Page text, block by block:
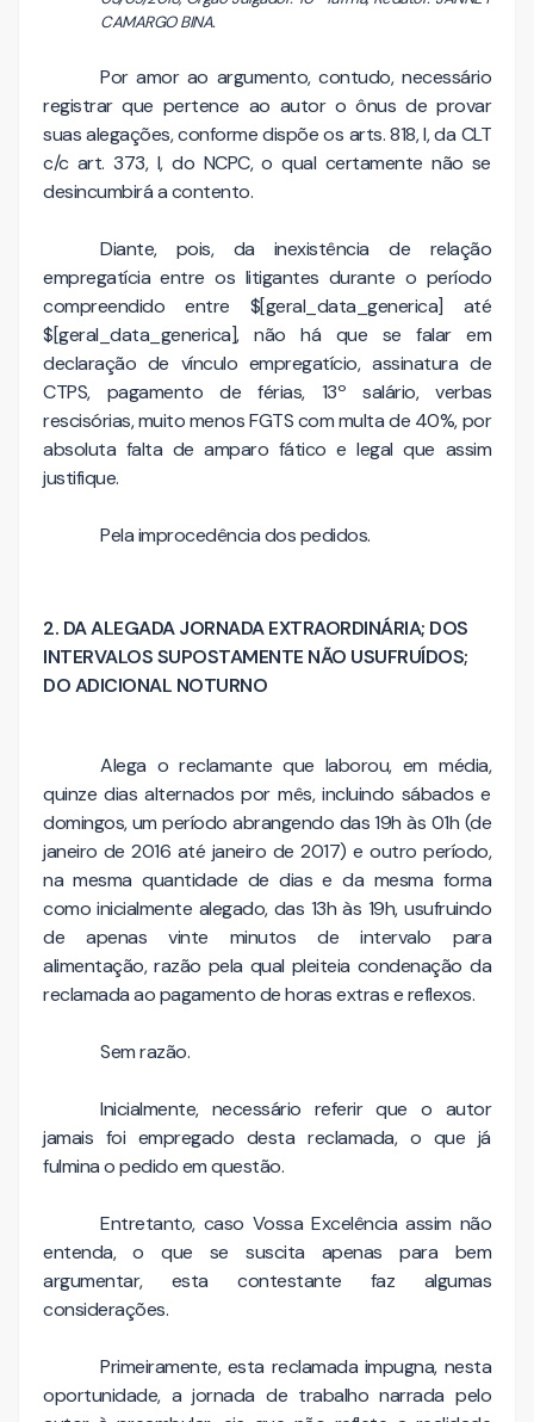
CAMARGO BINA.
Por amor ao argumento, contudo, necessário
registrar que pertence ao autor o ônus de provar
suas alegações, conforme dispõe os arts. 818, I, da CLT
c/c art. 373, I, do NCPC, o qual certamente não se
desincumbirá a contento.
Diante, pois, da inexistência de relação
empregatícia entre os litigantes durante o período
compreendido entre $[geral_data_generica] até
$[geral_data_generica], não há que se falar em
declaração de vínculo empregatício, assinatura de
CTPS, pagamento de férias, 13º salário, verbas
rescisórias, muito menos FGTS com multa de 40%, por
absoluta falta de amparo fático e legal que assim
justifique.
Pela improcedência dos pedidos.
2. DA ALEGADA JORNADA EXTRAORDINÁRIA; DOS
INTERVALOS SUPOSTAMENTE NÃO USUFRUÍDOS;
DO ADICIONAL NOTURNO
Alega o reclamante que laborou, em média,
quinze dias alternados por mês, incluindo sábados e
domingos, um período abrangendo das 19h às 01h (de
janeiro de 2016 até janeiro de 2017) e outro período,
na mesma quantidade de dias e da mesma forma
como inicialmente alegado, das 13h às 19h, usufruindo
de apenas vinte minutos de intervalo para
alimentação, razão pela qual pleiteia condenação da
reclamada ao pagamento de horas extras e reflexos.
Sem razão.
Inicialmente, necessário referir que o autor
jamais foi empregado desta reclamada, o que já
fulmina o pedido em questão.
Entretanto, caso Vossa Excelência assim não
entenda, o que se suscita apenas para bem
argumentar, esta contestante faz algumas
considerações.
Primeiramente, esta reclamada impugna, nesta
oportunidade, a jornada de trabalho narrada pelo